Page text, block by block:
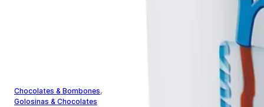
Chocolates & Bombones
Golosinas & Chocolates